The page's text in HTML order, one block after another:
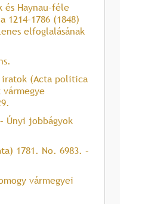
és Haynau-féle
(1848)
elfoglalásának
iratok (Acta politica
Únyi jobbágyok
1781. No. 6983. –
vármegyei